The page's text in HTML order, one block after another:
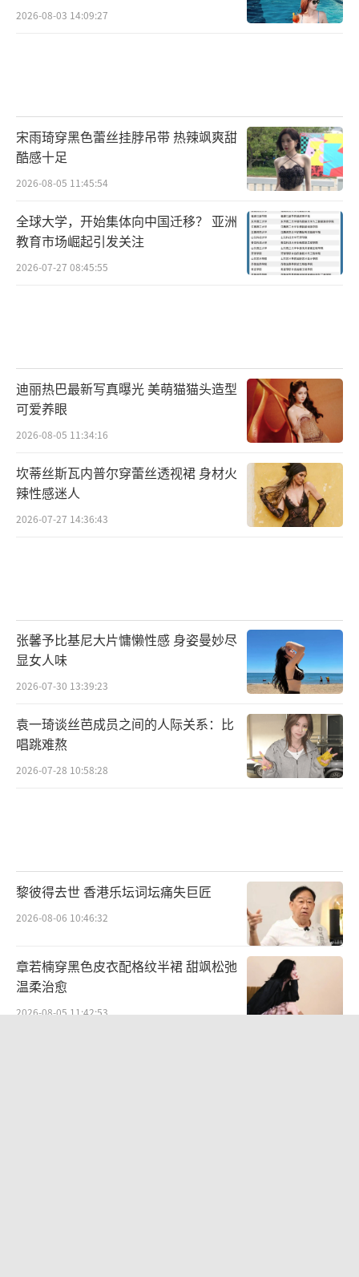
2026-08-03 14:09:27
宋雨琦穿黑色蕾丝挂脖吊带 热辣飒爽甜
酷感十足
2026-08-05 11:45:54
全球大学，开始集体向中国迁移？ 亚洲
教育市场崛起引发关注
2026-07-27 08:45:55
迪丽热巴最新写真曝光 美萌猫猫头造型
可爱养眼
2026-08-05 11:34:16
坎蒂丝斯瓦内普尔穿蕾丝透视裙 身材火
辣性感迷人
2026-07-27 14:36:43
张馨予比基尼大片慵懒性感 身姿曼妙尽
显女人味
2026-07-30 13:39:23
袁一琦谈丝芭成员之间的人际关系：比
唱跳难熬
2026-07-28 10:58:28
黎彼得去世 香港乐坛词坛痛失巨匠
2026-08-06 10:46:32
章若楠穿黑色皮衣配格纹半裙 甜飒松弛
温柔治愈
2026-08-05 11:42:53